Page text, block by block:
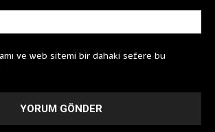
ve web sitemi bir dahaki sefere bu